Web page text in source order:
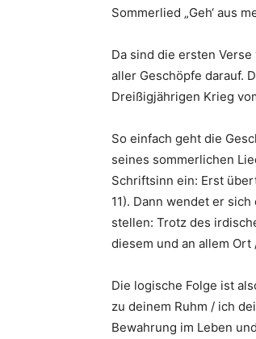
Sommerlied „Geh‘ aus
Da sind die ersten
aller Geschöpfe darauf.
Dreißigjährigen Krieg
So einfach geht die
seines sommerlichen
Schriftsinn ein: Erst
11). Dann wendet er
stellen: Trotz des
diesem und an allem Ort
Die logische Folge ist
zu deinem Ruhm / ich
Bewahrung im Leben